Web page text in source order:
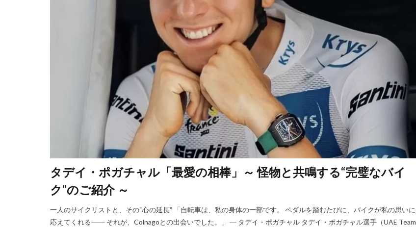
タデイ・ポガチャル「最愛の相棒」～ 怪物と共鳴する“完璧なバイ
ク”のご紹介 ～
一人のサイクリストと、その“心の延長” 「自転車は、私の身体の一部です。 ペダルを踏むたびに、バイクが私の思いに
応えてくれる―― それが、Colnagoとの出会いでした。」 ― タデイ・ポガチャル タデイ・ポガチャル選手（UAE Team